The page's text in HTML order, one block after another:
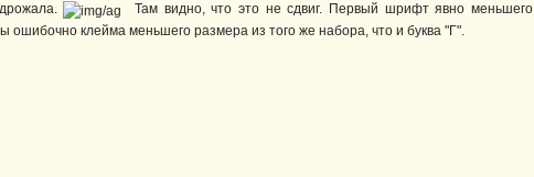
Там видно, что это не сдвиг. Первый шрифт явно меньшего
клейма меньшего размера из того же набора, что и буква "Г".